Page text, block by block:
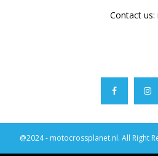
Contact us:
@2024 - motocrossplanet.nl. All Right